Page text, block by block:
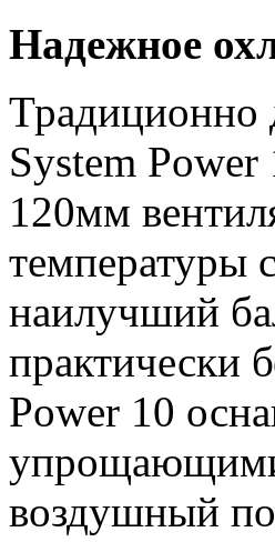
Надежное
Традиционно
System
120мм
температуры
наилучший
практически
Power 10
воздушный